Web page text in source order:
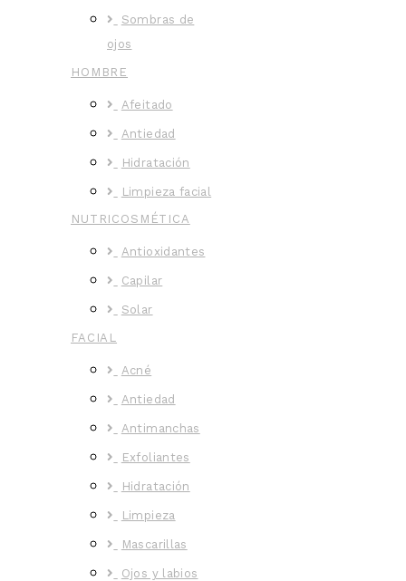
Sombras de
ojos
HOMBRE
Afeitado
Antiedad
Hidratación
Limpieza facial
NUTRICOSMÉTICA
Antioxidantes
Capilar
Solar
FACIAL
Acné
Antiedad
Antimanchas
Exfoliantes
Hidratación
Limpieza
Mascarillas
Ojos y labios